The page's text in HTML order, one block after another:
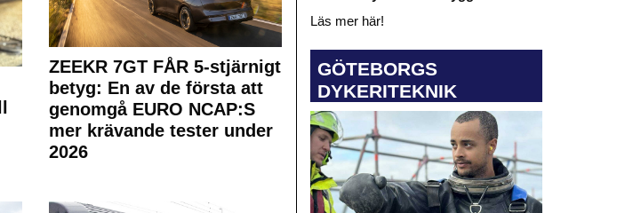
ZEEKR 7GT FÅR 5-stjärnigt
betyg: En av de första att
genomgå EURO NCAP:S
mer krävande tester under
2026
Läs mer här!
GÖTEBORGS
DYKERITEKNIK